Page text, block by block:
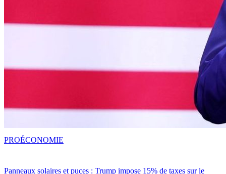
Panneaux solaires et puces : Trump impose 15% de taxes sur le
PROÉCONOMIE